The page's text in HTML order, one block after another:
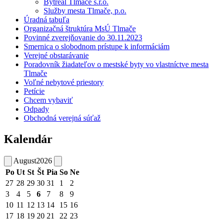
Bytreal Tlmače s.r.o.
Služby mesta Tlmače, p.o.
Úradná tabuľa
Organizačná štruktúra MsÚ Tlmače
Povinné zverejňovanie do 30.11.2023
Smernica o slobodnom prístupe k informáciám
Verejné obstarávanie
Poradovník žiadateľov o mestské byty vo vlastníctve mesta
Tlmače
Voľné nebytové priestory
Petície
Chcem vybaviť
Odpady
Obchodná verejná súťaž
Kalendár
August2026
Po Ut St Št Pia So Ne
27 28 29 30 31 1
2
3
4 5 6 7 8
9
10 11 12 13 14 15 16
17 18 19 20 21 22 23